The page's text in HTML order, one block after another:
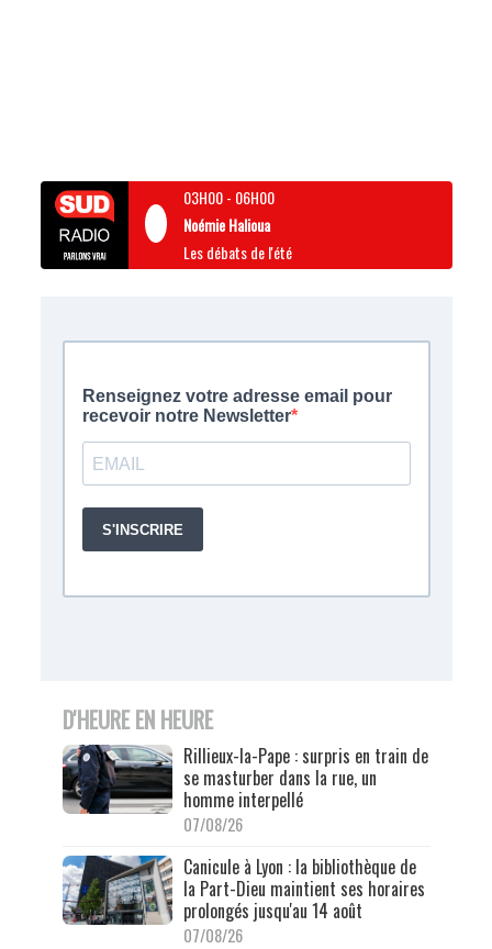
03H00- 06H00
Noémie Halioua
Les débats de l'été
D'HEURE EN HEURE
Rillieux-la-Pape : surpris en train de
se masturber dans la rue, un
homme interpellé
07/08/26
Canicule à Lyon : la bibliothèque de
la Part-Dieu maintient ses horaires
prolongés jusqu'au 14 août
07/08/26